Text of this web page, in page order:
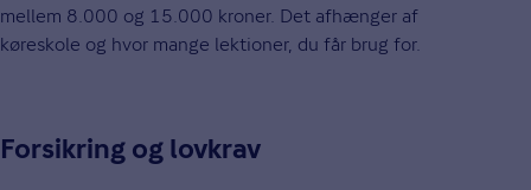
mellem 8.000 og 15.000 kroner. Det afhænger af
køreskole og hvor mange lektioner, du får brug for.
Forsikring og lovkrav